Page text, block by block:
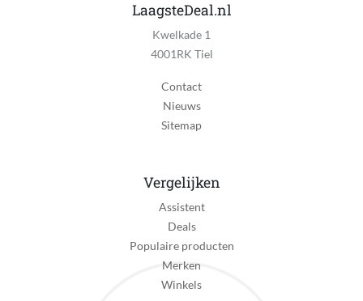
LaagsteDeal.nl
Kwelkade 1
4001RK Tiel
Contact
Nieuws
Sitemap
Vergelijken
Assistent
Deals
Populaire producten
Merken
Winkels